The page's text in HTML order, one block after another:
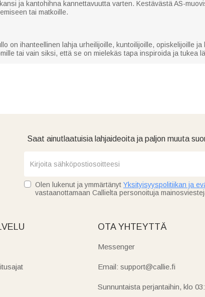
ja kantohihna kannettavuutta varten. Kestävästä AS-
tai matkoille.
on ihanteellinen lahja urheilijoille, kuntoilijoille, opiskelijoille
tai vain siksi, että se on mielekäs tapa inspiroida ja tukea
Saat ainutlaatuisia lahjaideoita ja paljon muuta
Olen lukenut ja ymmärtänyt Yksityisyyspolitiikan ja
vastaanottamaan Callielta personoituja
OTA YHTEYTTÄ
Messenger
Email: support@callie.fi
Sunnuntaista perjantaihin, klo